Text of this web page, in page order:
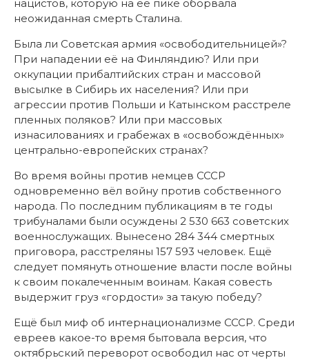
нацистов, которую на ее пике оборвала
неожиданная смерть Сталина.
Была ли Советская армия «освободительницей»?
При нападении её на Финляндию? Или при
оккупации прибалтийских стран и массовой
высылке в Сибирь их населения? Или при
агрессии против Польши и Катынском расстреле
пленных поляков? Или при массовых
изнасилованиях и грабежах в «освобождённых»
центрально-европейских странах?
Во время войны против немцев СССР
одновременно вёл войну против собственного
народа. По последним публикациям в те годы
трибуналами были осуждены 2 530 663 советских
военнослужащих. Вынесено 284 344 смертных
приговора, расстреляны 157 593 человек. Ещё
следует помянуть отношение власти после войны
к своим покалеченным воинам. Какая совесть
выдержит груз «гордости» за такую победу?
Ещё был миф об интернационализме СССР. Среди
евреев какое-то время бытовала версия, что
октябрьский переворот освободил нас от черты